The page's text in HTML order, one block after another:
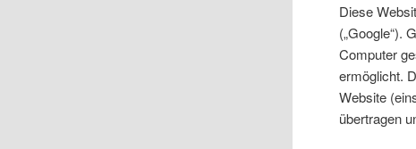
Diese
(„Google“).
Computer
ermöglicht.
Website
übertragen